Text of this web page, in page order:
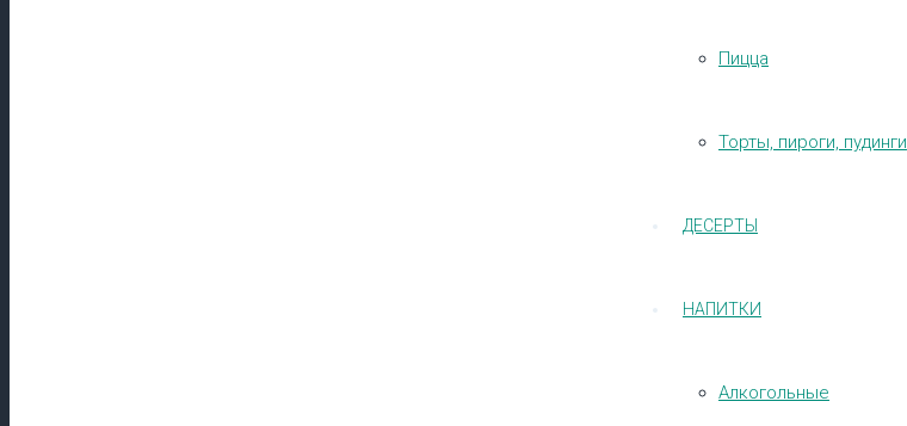
Пицца
Торты, пироги, пудинги
ДЕСЕРТЫ
НАПИТКИ
Алкогольные